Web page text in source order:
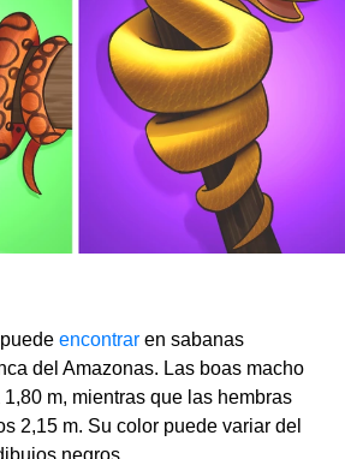
encontrar en sabanas
del Amazonas. Las boas macho
m, mientras que las hembras
2,15 m. Su color puede variar del
negros.